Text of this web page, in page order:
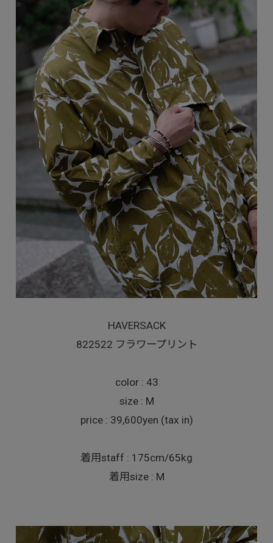
HAVERSACK
822522 フラワープリント
color : 43
size : M
price : 39,600yen (tax in)
着用staff : 175cm/65kg
着用size : M